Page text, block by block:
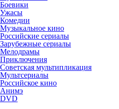
Боевики
Ужасы
Комедии
Музыкальное кино
Российские сериалы
Зарубежные сериалы
Мелодрамы
Приключения
Советская мультипликация
Мультсериалы
Российское кино
Анимэ
DVD